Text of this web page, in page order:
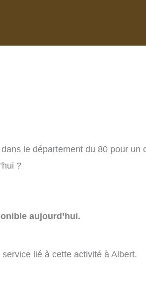
le département du 80 pour un
?
aujourd’hui.
lié à cette activité à Albert.